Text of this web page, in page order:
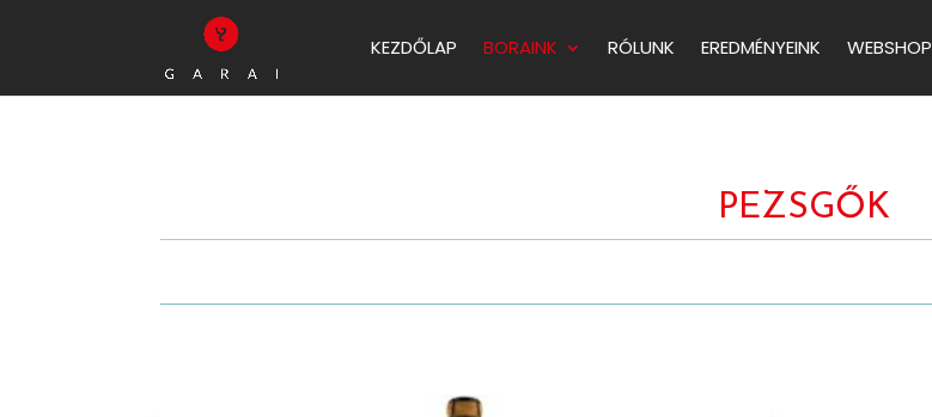
KEZDŐLAP BORAINK RÓLUNK EREDMÉNYEINK WEBSHOP
PEZSGŐK